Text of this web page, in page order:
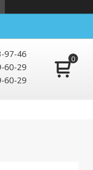
97-46
60-29
60-29